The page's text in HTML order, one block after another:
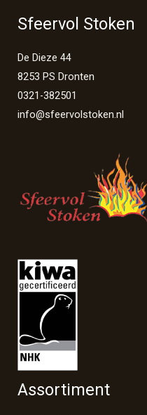
Sfeervol Stoken
De Dieze 44
8253 PS Dronten
0321-382501
info@sfeervolstoken.nl
Assortiment